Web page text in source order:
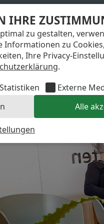
IHRE
zu gestalten,
Informationen zu
Ihre Privacy-
.
Statistiken
Externe
Alle